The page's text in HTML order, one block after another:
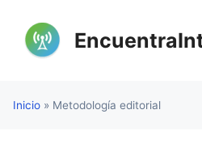
contenido
Inicio » Metodología editorial